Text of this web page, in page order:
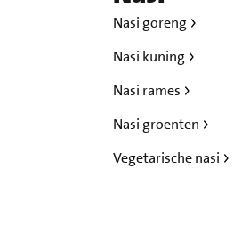
Nasi goreng
Nasi kuning
Nasi rames
Nasi groenten
Vegetarische nasi